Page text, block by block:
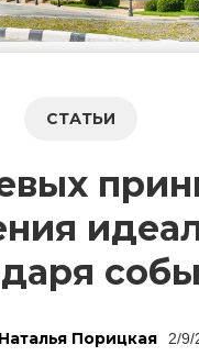
СТАТЬИ
Наталья Порицкая 2/9/